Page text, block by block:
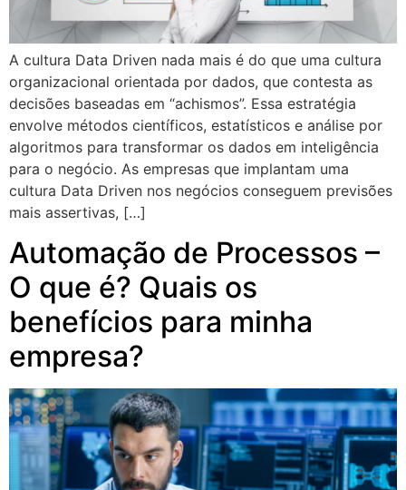
A cultura Data Driven nada mais é do que uma cultura
organizacional orientada por dados, que contesta as
decisões baseadas em “achismos”. Essa estratégia
envolve métodos científicos, estatísticos e análise por
algoritmos para transformar os dados em inteligência
para o negócio. As empresas que implantam uma
cultura Data Driven nos negócios conseguem previsões
mais assertivas, […]
Automação de Processos –
O que é? Quais os
benefícios para minha
empresa?